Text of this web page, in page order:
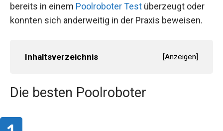
bereits in einem Poolroboter Test überzeugt oder
konnten sich anderweitig in der Praxis beweisen.
Inhaltsverzeichnis [Anzeigen]
Die besten Poolroboter